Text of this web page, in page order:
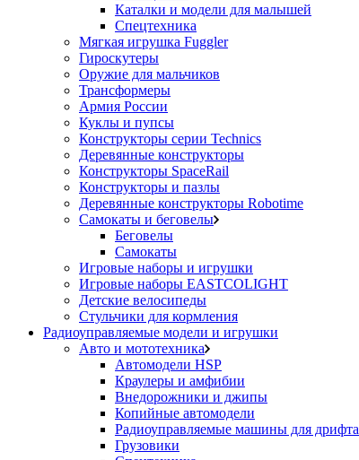
Каталки и модели для малышей
Спецтехника
Мягкая игрушка Fuggler
Гироскутеры
Оружие для мальчиков
Трансформеры
Армия России
Куклы и пупсы
Конструкторы серии Technics
Деревянные конструкторы
Конструкторы SpaceRail
Конструкторы и пазлы
Деревянные конструкторы Robotime
Самокаты и беговелы
Беговелы
Самокаты
Игровые наборы и игрушки
Игровые наборы EASTCOLIGHT
Детские велосипеды
Стульчики для кормления
Радиоуправляемые модели и игрушки
Авто и мототехника
Автомодели HSP
Краулеры и амфибии
Внедорожники и джипы
Копийные автомодели
Радиоуправляемые машины для дрифта
Грузовики